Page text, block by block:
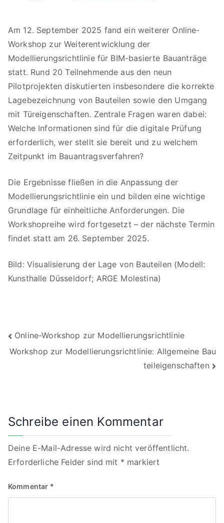
auf
Bauteillage
Am 12. September 2025 fand ein weiterer Online-
Workshop zur Weiterentwicklung der
Modellierungsrichtlinie für BIM-basierte Bauanträge
statt. Rund 20 Teilnehmende aus den neun
Pilotprojekten diskutierten insbesondere die korrekte
Lagebezeichnung von Bauteilen sowie den Umgang
mit Türeigenschaften. Zentrale Fragen waren dabei:
Welche Informationen sind für die digitale Prüfung
erforderlich, wer stellt sie bereit und zu welchem
Zeitpunkt im Bauantragsverfahren?
Die Ergebnisse fließen in die Anpassung der
Modellierungsrichtlinie ein und bilden eine wichtige
Grundlage für einheitliche Anforderungen. Die
Workshopreihe wird fortgesetzt – der nächste Termin
findet statt am 26. September 2025.
Bild: Visualisierung der Lage von Bauteilen (Modell:
Kunsthalle Düsseldorf; ARGE Molestina)
Beitragsnavigation
Online-Workshop zur Modellierungsrichtlinie
Workshop zur Modellierungsrichtlinie: Allgemeine Bau
teileigenschaften
Schreibe einen Kommentar
Deine E-Mail-Adresse wird nicht veröffentlicht.
Erforderliche Felder sind mit * markiert
Kommentar *